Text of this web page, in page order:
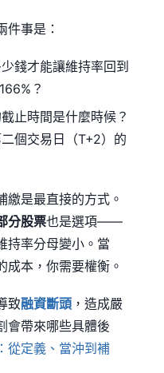
件事是：
錢才能讓維持率回到
？
止時間是什麼時候？
個交易日（T+2）的
繳是最直接的方式。
分股票也是選項——
持率分母變小。當
成本，你需要權衡。
致融資斷頭 ，造成嚴
會帶來哪些具體後
從定義、當沖到補